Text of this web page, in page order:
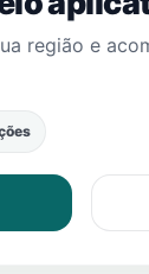
região e